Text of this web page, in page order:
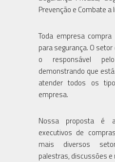
Prevenção e Combate a
Toda empresa
para segurança. O
o responsável
demonstrando que
atender todos os
empresa.
Nossa proposta é
executivos de
mais diversos
palestras, discussões e